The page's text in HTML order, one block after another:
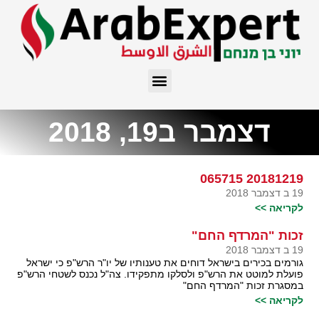
דצמבר ב19, 2018
20181219 065715
19 ב דצמבר 2018
לקריאה >>
זכות "המרדף החם"
19 ב דצמבר 2018
גורמים בכירים בישראל דוחים את טענותיו של יו"ר הרש"פ כי ישראל
פועלת למוטט את הרש"פ ולסלקו מתפקידו. צה"ל נכנס לשטחי הרש"פ
במסגרת זכות "המרדף החם"
לקריאה >>